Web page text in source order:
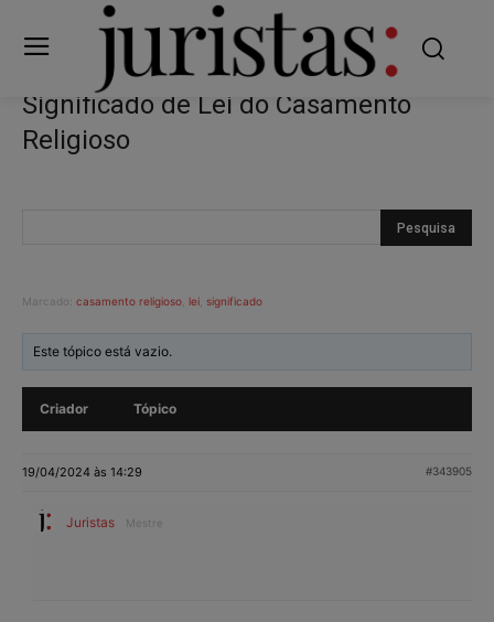
Significado de Lei do Casamento
Religioso
Marcado: casamento religioso lei significado
Este tópico está vazio.
Criador Tópico
19/04/2024 às 14:29 #343905
Juristas Mestre